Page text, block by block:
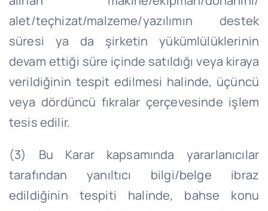
alet/teçhizat/malzeme/yazılımın destek
süresi ya da şirketin yükümlülüklerinin
devam ettiği süre içinde satıldığı veya kiraya
verildiğinin tespit edilmesi halinde, üçüncü
veya dördüncü fıkralar çerçevesinde işlem
tesis edilir.
(3) Bu Karar kapsamında yararlanıcılar
tarafından yanıltıcı bilgi/belge ibraz
edildiğinin tespiti halinde, bahse konu